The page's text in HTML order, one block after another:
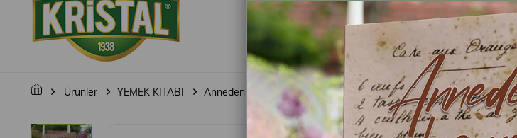
BİZ ÜRÜNLER KAMPANYALAR
Ürünler YEMEK KİTABI Anneden Kızına – M.Pagy & W.Arcas